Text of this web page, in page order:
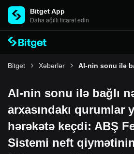
Bitget App
Daha ağıllı ticarət edin
Bitget Xəbərlər
AI-nin sonu ilə bağlı
arxasındakı qurumlar
hərəkətə keçdi: ABŞ
Sistemi neft